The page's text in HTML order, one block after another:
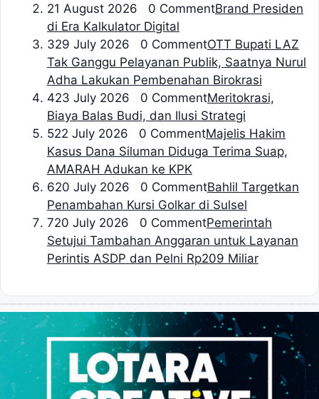
21 August 2026 0 CommentBrand Presiden
di Era Kalkulator Digital
329 July 2026 0 CommentOTT Bupati LAZ
Tak Ganggu Pelayanan Publik, Saatnya Nurul
Adha Lakukan Pembenahan Birokrasi
423 July 2026 0 CommentMeritokrasi,
Biaya Balas Budi, dan Ilusi Strategi
522 July 2026 0 CommentMajelis Hakim
Kasus Dana Siluman Diduga Terima Suap,
AMARAH Adukan ke KPK
620 July 2026 0 CommentBahlil Targetkan
Penambahan Kursi Golkar di Sulsel
720 July 2026 0 CommentPemerintah
Setujui Tambahan Anggaran untuk Layanan
Perintis ASDP dan Pelni Rp209 Miliar